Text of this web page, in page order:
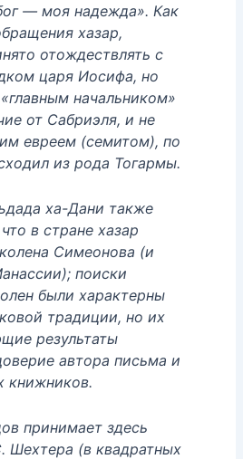
— моя надежда». Как
хазар,
отождествлять с
царя Иосифа, но
начальником»
от Сабриэля, и не
евреем (семитом), по
из рода Тогармы.
ха-Дани также
в стране хазар
Симеонова (и
поиски
были характерны
традиции, но их
результаты
автора письма и
книжников.
принимает здесь
Шехтера (в квадратных